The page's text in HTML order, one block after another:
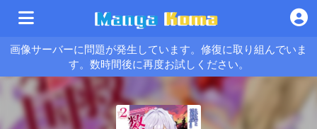
画像サーバーに問題が発生しています。修復に取り組んでいま
す。数時間後に再度お試しください。